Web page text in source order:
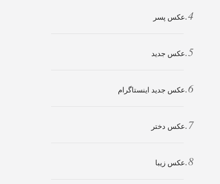
عکس پسر
عکس جدید
عکس جدید اینستاگرام
عکس دختر
عکس زیبا